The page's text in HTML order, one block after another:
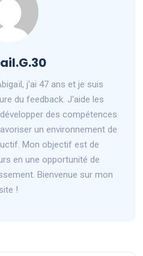
j'ai 47 ans et je suis
du feedback. J'aide les
des compétences
un environnement de
Mon objectif est de
en une opportunité de
Bienvenue sur mon
site !